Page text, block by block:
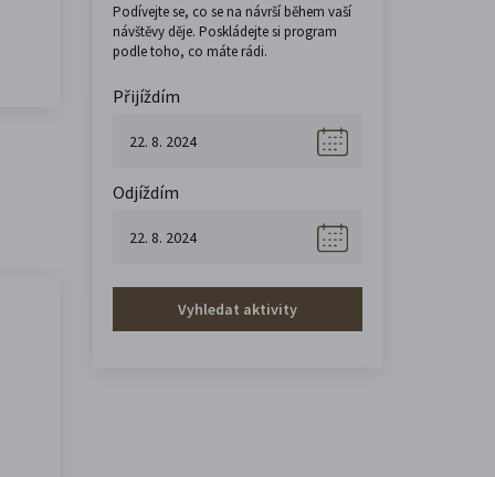
Podívejte se, co se na návrší během vaší
návštěvy děje. Poskládejte si program
podle toho, co máte rádi.
Přijíždím
Odjíždím
Vyhledat aktivity